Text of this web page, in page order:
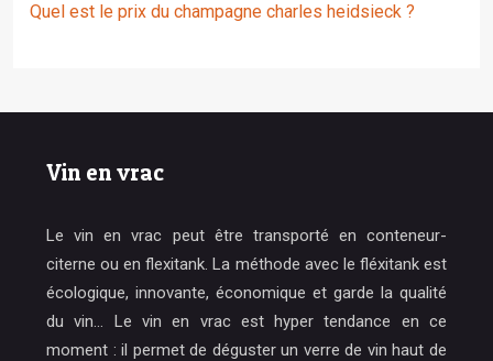
Quel est le prix du champagne charles heidsieck ?
Vin en vrac
Le vin en vrac peut être transporté en conteneur-
citerne ou en flexitank. La méthode avec le fléxitank est
écologique, innovante, économique et garde la qualité
du vin… Le vin en vrac est hyper tendance en ce
moment : il permet de déguster un verre de vin haut de